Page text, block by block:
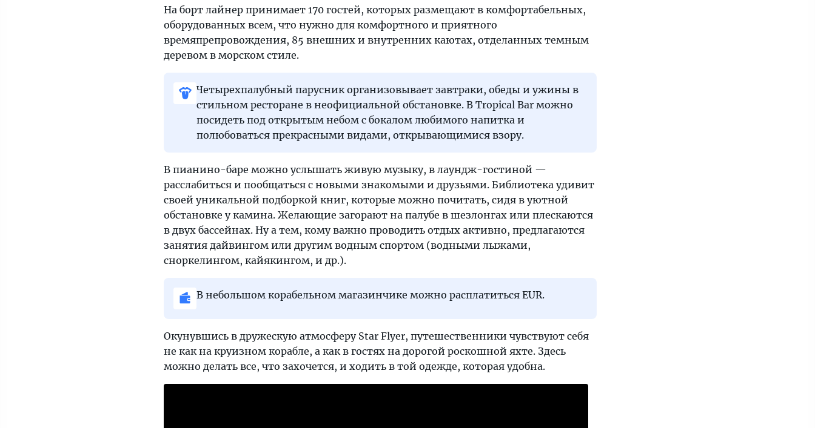
На борт лайнер принимает 170 гостей, которых размещают в комфортабельных,
оборудованных всем, что нужно для комфортного и приятного
времяпрепровождения, 85 внешних и внутренних каютах, отделанных темным
деревом в морском стиле.
Четырехпалубный парусник организовывает завтраки, обеды и ужины в
стильном ресторане в неофициальной обстановке. В Tropical Bar можно
посидеть под открытым небом с бокалом любимого напитка и
полюбоваться прекрасными видами, открывающимися взору.
В пианино-баре можно услышать живую музыку, в лаундж-гостиной —
расслабиться и пообщаться с новыми знакомыми и друзьями. Библиотека удивит
своей уникальной подборкой книг, которые можно почитать, сидя в уютной
обстановке у камина. Желающие загорают на палубе в шезлонгах или плескаются
в двух бассейнах. Ну а тем, кому важно проводить отдых активно, предлагаются
занятия дайвингом или другим водным спортом (водными лыжами,
сноркелингом, кайякингом, и др.).
В небольшом корабельном магазинчике можно расплатиться EUR.
Окунувшись в дружескую атмосферу Star Flyer, путешественники чувствуют себя
не как на круизном корабле, а как в гостях на дорогой роскошной яхте. Здесь
можно делать все, что захочется, и ходить в той одежде, которая удобна.